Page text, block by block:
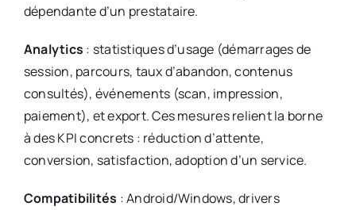
dépendante d’un prestataire.
Analytics : statistiques d’usage (démarrages de
session, parcours, taux d’abandon, contenus
consultés), événements (scan, impression,
paiement), et export. Ces mesures relient la borne
à des KPI concrets : réduction d’attente,
conversion, satisfaction, adoption d’un service.
Compatibilités : Android/Windows, drivers